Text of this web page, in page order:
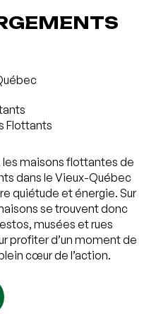
Flottants
les maisons flottantes de
dans le Vieux-Québec
quiétude et énergie. Sur
se trouvent donc
musées et rues
profiter d’un moment de
cœur de l’action.